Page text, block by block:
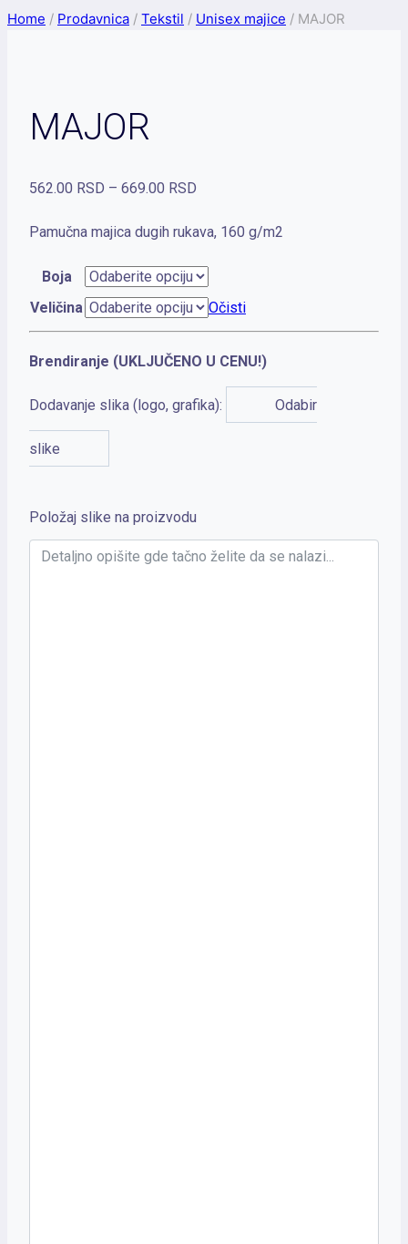
Home / Prodavnica / Tekstil / Unisex majice / MAJOR
MAJOR
562.00 RSD – 669.00 RSD
562.00 RSD
do
669.00 RSD
Pamučna majica dugih rukava, 160 g/m2
Boja
Veličina
Očisti
Brendiranje (UKLJUČENO U CENU!)
Dodavanje slika (logo, grafika): Odabir
slike
Položaj slike na proizvodu